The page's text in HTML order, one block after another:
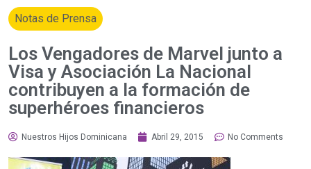
Notas de Prensa
Los Vengadores de Marvel junto a
Visa y Asociación La Nacional
contribuyen a la formación de
superhéroes financieros
Nuestros Hijos Dominicana Abril 29, 2015 No Comments